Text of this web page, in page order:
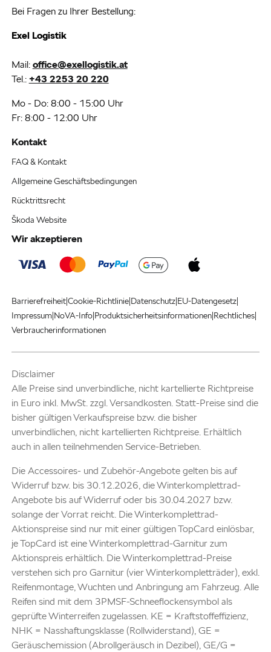
Bei Fragen zu Ihrer Bestellung:
Exel Logistik
Mail: office@exellogistik.at
Tel.: +43 2253 20 220
Mo - Do: 8:00 - 15:00 Uhr
Fr: 8:00 - 12:00 Uhr
Kontakt
FAQ & Kontakt
Allgemeine Geschäftsbedingungen
Rücktrittsrecht
Škoda Website
Wir akzeptieren
Barrierefreiheit|Cookie-Richtlinie|Datenschutz|EU-Datengesetz|
Impressum|NoVA-Info|Produktsicherheitsinformationen|Rechtliches|
Verbraucherinformationen
Disclaimer
Alle Preise sind unverbindliche, nicht kartellierte Richtpreise
in Euro inkl. MwSt. zzgl. Versandkosten. Statt-Preise sind die
bisher gültigen Verkaufspreise bzw. die bisher
unverbindlichen, nicht kartellierten Richtpreise. Erhältlich
auch in allen teilnehmenden Service-Betrieben.
Die Accessoires- und Zubehör-Angebote gelten bis auf
Widerruf bzw. bis 30.12.2026, die Winterkomplettrad-
Angebote bis auf Widerruf oder bis 30.04.2027 bzw.
solange der Vorrat reicht. Die Winterkomplettrad-
Aktionspreise sind nur mit einer gültigen TopCard einlösbar,
je TopCard ist eine Winterkomplettrad-Garnitur zum
Aktionspreis erhältlich. Die Winterkomplettrad-Preise
verstehen sich pro Garnitur (vier Winterkompletträder), exkl.
Reifenmontage, Wuchten und Anbringung am Fahrzeug. Alle
Reifen sind mit dem 3PMSF-Schneeflockensymbol als
geprüfte Winterreifen zugelassen. KE = Kraftstoffeffizienz,
NHK = Nasshaftungsklasse (Rollwiderstand), GE =
Geräuschemission (Abrollgeräusch in Dezibel), GE/G =